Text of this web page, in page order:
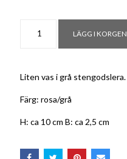
LÄGG I KORGEN
Liten vas i grå stengodslera.
Färg: rosa/grå
H: ca 10 cm B: ca 2,5 cm